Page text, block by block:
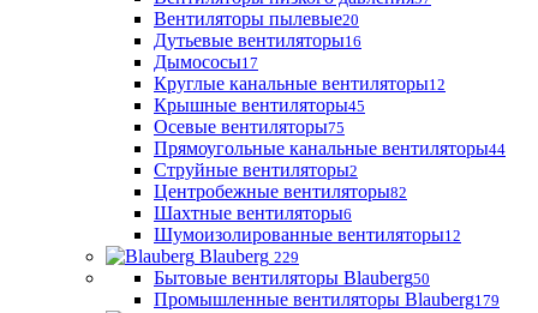
Вентиляторы пылевые20
Дутьевые вентиляторы16
Дымососы17
Круглые канальные вентиляторы12
Крышные вентиляторы45
Осевые вентиляторы75
Прямоугольные канальные вентиляторы44
Струйные вентиляторы2
Центробежные вентиляторы82
Шахтные вентиляторы6
Шумоизолированные вентиляторы12
Blauberg 229
Бытовые вентиляторы Blauberg50
Промышленные вентиляторы Blauberg179